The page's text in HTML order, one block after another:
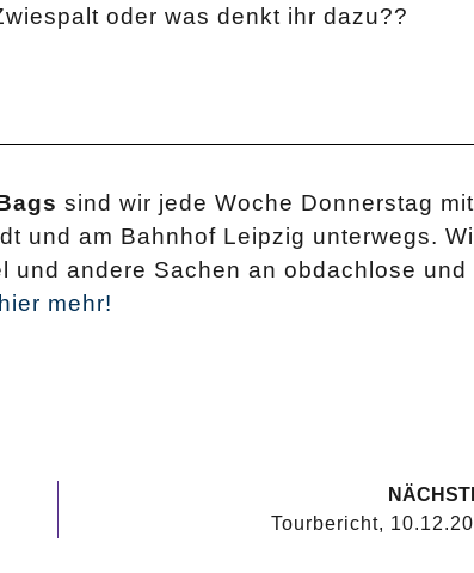
oder was denkt ihr dazu??
sind wir jede Woche Donnerstag mit
und am Bahnhof Leipzig unterwegs.
und andere Sachen an obdachlose und
mehr!
Tourbericht,